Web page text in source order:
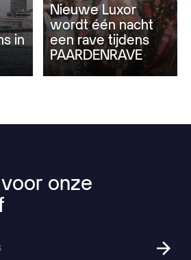
in
Nieuwe Luxor
wordt één nacht
een rave tijdens
PAARDENRAVE
voor onze